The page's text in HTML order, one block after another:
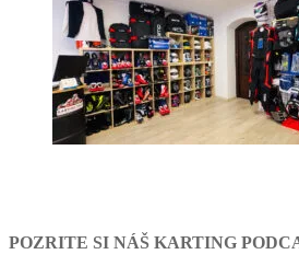
POZRITE SI NÁŠ KARTING